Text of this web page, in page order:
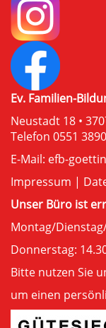
Ev. Familien-
Neustadt 18 •
Telefon 0551
E-Mail: efb-
Impressum |
Unser Büro ist
Montag/
Donnerstag:
Bitte nutzen Sie
um einen